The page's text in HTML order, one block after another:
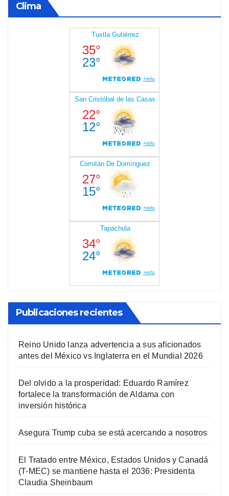
Clima
Publicaciones recientes
Reino Unido lanza advertencia a sus aficionados
antes del México vs Inglaterra en el Mundial 2026
Del olvido a la prosperidad: Eduardo Ramírez
fortalece la transformación de Aldama con
inversión histórica
Asegura Trump cuba se está acercando a nosotros
El Tratado entre México, Estados Unidos y Canadá
(T-MEC) se mantiene hasta el 2036: Presidenta
Claudia Sheinbaum